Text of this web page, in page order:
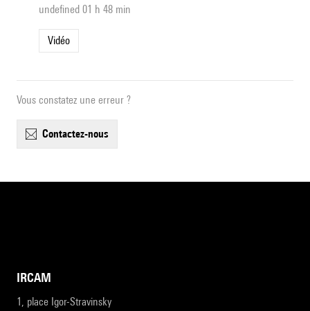
undefined 01 h 48 min
Vidéo
Vous constatez une erreur ?
contactez-nous
IRCAM
1, place Igor-Stravinsky